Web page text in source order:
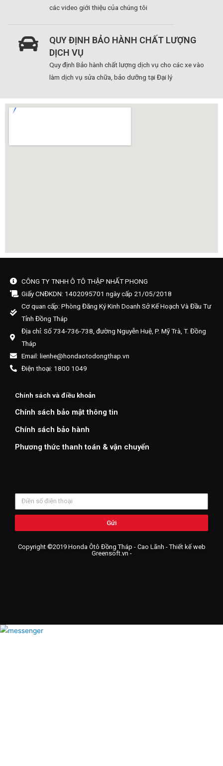
các video giới thiệu của chúng tôi
QUY ĐỊNH BẢO HÀNH CHẤT LƯỢNG
DỊCH VỤ
Quy định Bảo hành chất lượng dịch vụ cho các xe vào
làm dịch vụ sửa chữa, bảo dưỡng tại Đại lý
CÔNG TY TNHH Ô TÔ THẬP NHẤT PHONG
Giấy CNĐKDN: 1402095701 ngày cấp 21/05/2018
Cơ quan cấp: Phòng Đăng Ký Kinh Doanh Sở Kế Hoạch Và Đầu Tư
Tỉnh Đồng Tháp
Địa chỉ: Số 734-736-738, đường Nguyễn Huệ, P. Mỹ Trà, T. Đồng
Tháp
Email: lienhe@hondaotodongthap.vn
Điện thoại: 1800 1049
Chính sách và điều khoản
Chính sách bảo mật thông tin
Chính sách bảo hành
Phương thức thanh toán & vận chuyển
Gửi
Copyright ©2019 Honda Ôtô Đồng Tháp - Cao Lãnh - Thiết kế web
Greensoft.vn-